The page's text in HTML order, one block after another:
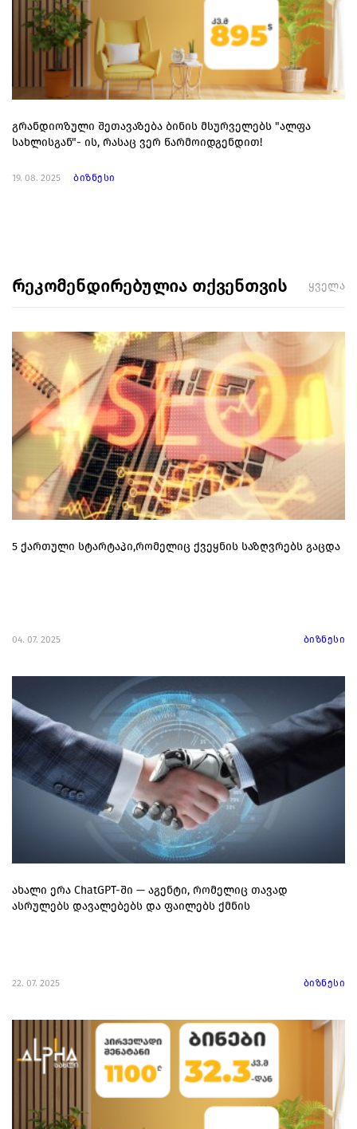
გრანდიოზული შეთავაზება ბინის მსურველებს "ალფა
სახლისგან"- ის, რასაც ვერ წარმოიდგენდით!
19. 08. 2025 ბიზნესი
რეკომენდირებულია თქვენთვის ყველა
5 ქართული სტარტაპი,რომელიც ქვეყნის საზღვრებს გაცდა
04. 07. 2025 ბიზნესი
ახალი ერა ChatGPT-ში — აგენტი, რომელიც თავად
ასრულებს დავალებებს და ფაილებს ქმნის
22. 07. 2025 ბიზნესი